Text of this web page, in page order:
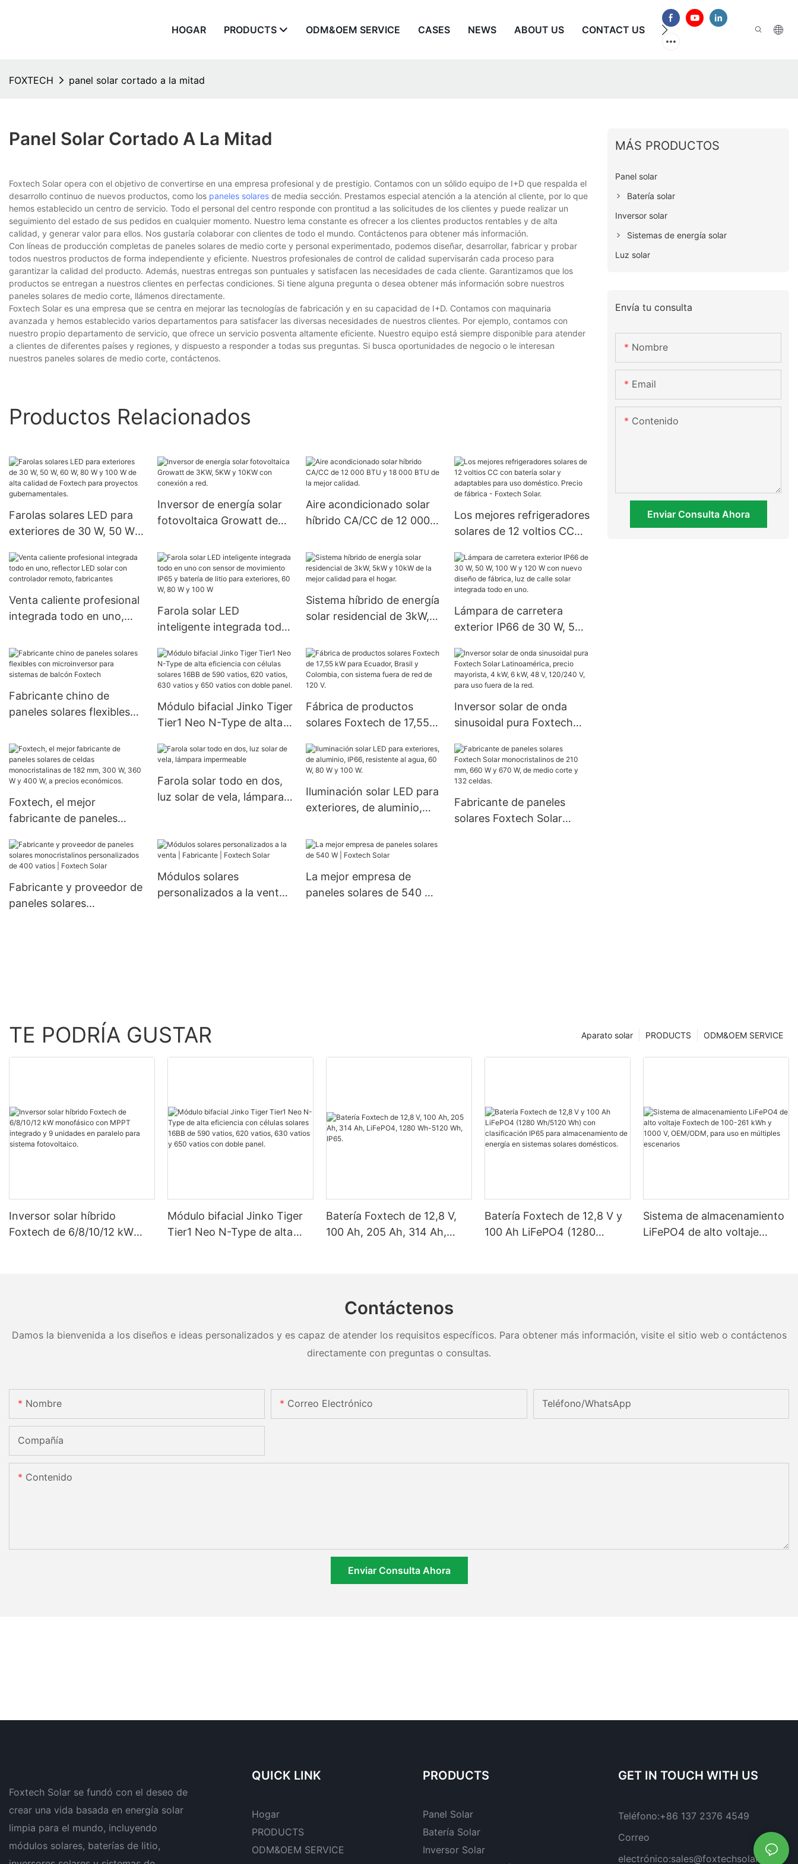
HOGAR PRODUCTS ODM&OEM SERVICE CASES NEWS ABOUT US CONTACT US PREGUNTAS FRECUENTES
FOXTECH panel solar cortado a la mitad
Panel Solar Cortado A La Mitad
Foxtech Solar opera con el objetivo de convertirse en una empresa profesional y de prestigio. Contamos con un sólido equipo de I+D que respalda el
desarrollo continuo de nuevos productos, como los paneles solares de media sección. Prestamos especial atención a la atención al cliente, por lo que
hemos establecido un centro de servicio. Todo el personal del centro responde con prontitud a las solicitudes de los clientes y puede realizar un
seguimiento del estado de sus pedidos en cualquier momento. Nuestro lema constante es ofrecer a los clientes productos rentables y de alta
calidad, y generar valor para ellos. Nos gustaría colaborar con clientes de todo el mundo. Contáctenos para obtener más información.
Con líneas de producción completas de paneles solares de medio corte y personal experimentado, podemos diseñar, desarrollar, fabricar y probar
todos nuestros productos de forma independiente y eficiente. Nuestros profesionales de control de calidad supervisarán cada proceso para
garantizar la calidad del producto. Además, nuestras entregas son puntuales y satisfacen las necesidades de cada cliente. Garantizamos que los
productos se entregan a nuestros clientes en perfectas condiciones. Si tiene alguna pregunta o desea obtener más información sobre nuestros
paneles solares de medio corte, llámenos directamente.
Foxtech Solar es una empresa que se centra en mejorar las tecnologías de fabricación y en su capacidad de I+D. Contamos con maquinaria
avanzada y hemos establecido varios departamentos para satisfacer las diversas necesidades de nuestros clientes. Por ejemplo, contamos con
nuestro propio departamento de servicio, que ofrece un servicio posventa altamente eficiente. Nuestro equipo está siempre disponible para atender
a clientes de diferentes países y regiones, y dispuesto a responder a todas sus preguntas. Si busca oportunidades de negocio o le interesan
nuestros paneles solares de medio corte, contáctenos.
Productos Relacionados
Farolas solares LED para
exteriores de 30 W, 50 W,
alta calidad de Foxtech
para proyectos
gubernamentales.
Inversor de energía solar
fotovoltaica Growatt de
conexión a red.
Aire acondicionado solar
híbrido CA/CC de 12 000
mejor calidad.
Los mejores refrigeradores
solares de 12 voltios CC
adaptables para uso
doméstico. Precio de
fábrica - Foxtech Solar.
Venta caliente profesional
integrada todo en uno,
controlador remoto,
fabricantes
Farola solar LED
inteligente integrada todo
movimiento IP65 y batería
de litio para exteriores, 60
W, 80 W y 100 W
Sistema híbrido de energía
solar residencial de 3kW,
calidad para el hogar.
Lámpara de carretera
exterior IP66 de 30 W, 50
nuevo diseño de fábrica,
luz de calle solar integrada
todo en uno.
Fabricante chino de
paneles solares flexibles
sistemas de balcón
Foxtech
Módulo bifacial Jinko Tiger
Tier1 Neo N-Type de alta
solares 16BB de 590
vatios y 650 vatios con
doble panel.
Fábrica de productos
solares Foxtech de 17,55
Colombia, con sistema
fuera de red de 120 V.
Inversor solar de onda
sinusoidal pura Foxtech
precio mayorista, 4 kW, 6
kW, 48 V, 120/240 V, para
uso fuera de la red.
Foxtech, el mejor
fabricante de paneles
monocristalinas de 182
mm, 300 W, 360 W y 400
W, a precios económicos.
Farola solar todo en dos,
luz solar de vela, lámpara
Iluminación solar LED para
exteriores, de aluminio,
W, 80 W y 100 W.
Fabricante de paneles
solares Foxtech Solar
Fabricante y proveedor de
paneles solares
Módulos solares
personalizados a la venta |
La mejor empresa de
paneles solares de 540 W |
MÁS PRODUCTOS
Panel solar
Batería solar
Inversor solar
Sistemas de energía solar
Luz solar
Envía tu consulta
Nombre
Email
Contenido
Enviar Consulta Ahora
TE PODRÍA GUSTAR ODM&OEM SERVICE
PRODUCTS
Aparato solar
Inversor solar híbrido
Foxtech de 6/8/10/12 kW
Módulo bifacial Jinko Tiger
Tier1 Neo N-Type de alta
Batería Foxtech de 12,8 V,
100 Ah, 205 Ah, 314 Ah,
Batería Foxtech de 12,8 V y
100 Ah LiFePO4 (1280
Sistema de almacenamiento
LiFePO4 de alto voltaje
Contáctenos
Damos la bienvenida a los diseños e ideas personalizados y es capaz de atender los requisitos específicos. Para obtener más información, visite el sitio web o contáctenos
directamente con preguntas o consultas.
Nombre Correo Electrónico Teléfono/WhatsApp
Compañía
Contenido
Enviar Consulta Ahora
Foxtech Solar se fundó con el deseo de
crear una vida basada en energía solar
limpia para el mundo, incluyendo
módulos solares, baterías de litio,
QUICK LINK
Hogar
PRODUCTS
ODM&OEM SERVICE
PRODUCTS
Panel Solar
Batería Solar
Inversor Solar
GET IN TOUCH WITH US
Teléfono:+86 137 2376 4549
Correo
electrónico:sales@foxtechsolar.com